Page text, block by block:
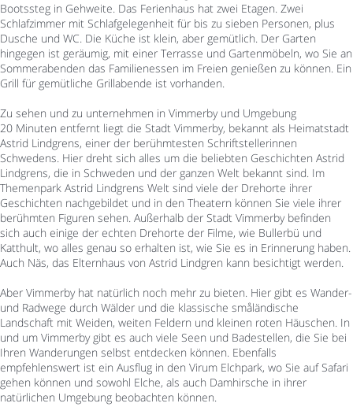
Bootssteg in Gehweite. Das Ferienhaus hat zwei Etagen. Zwei
Schlafzimmer mit Schlafgelegenheit für bis zu sieben Personen, plus
Dusche und WC. Die Küche ist klein, aber gemütlich. Der Garten
hingegen ist geräumig, mit einer Terrasse und Gartenmöbeln, wo Sie an
Sommerabenden das Familienessen im Freien genießen zu können. Ein
Grill für gemütliche Grillabende ist vorhanden.
Zu sehen und zu unternehmen in Vimmerby und Umgebung
20 Minuten entfernt liegt die Stadt Vimmerby, bekannt als Heimatstadt
Astrid Lindgrens, einer der berühmtesten Schriftstellerinnen
Schwedens. Hier dreht sich alles um die beliebten Geschichten Astrid
Lindgrens, die in Schweden und der ganzen Welt bekannt sind. Im
Themenpark Astrid Lindgrens Welt sind viele der Drehorte ihrer
Geschichten nachgebildet und in den Theatern können Sie viele ihrer
berühmten Figuren sehen. Außerhalb der Stadt Vimmerby befinden
sich auch einige der echten Drehorte der Filme, wie Bullerbü und
Katthult, wo alles genau so erhalten ist, wie Sie es in Erinnerung haben.
Auch Näs, das Elternhaus von Astrid Lindgren kann besichtigt werden.
Aber Vimmerby hat natürlich noch mehr zu bieten. Hier gibt es Wander-
und Radwege durch Wälder und die klassische småländische
Landschaft mit Weiden, weiten Feldern und kleinen roten Häuschen. In
und um Vimmerby gibt es auch viele Seen und Badestellen, die Sie bei
Ihren Wanderungen selbst entdecken können. Ebenfalls
empfehlenswert ist ein Ausflug in den Virum Elchpark, wo Sie auf Safari
gehen können und sowohl Elche, als auch Damhirsche in ihrer
natürlichen Umgebung beobachten können.